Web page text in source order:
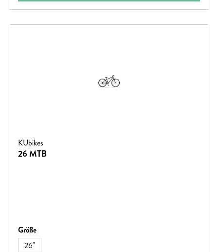
KUbikes
26 MTB
Größeauswählen
26"